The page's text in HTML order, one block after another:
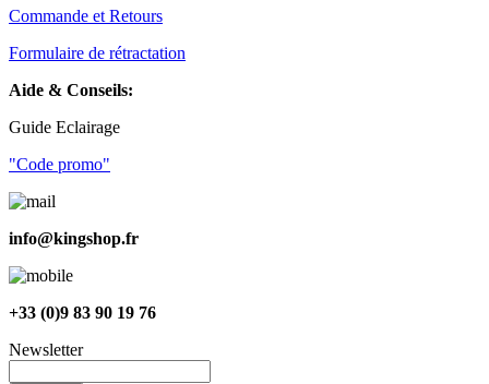
Commande et Retours
Formulaire de rétractation
Aide & Conseils:
Guide Eclairage
"Code promo"
info@kingshop.fr
+33 (0)9 83 90 19 76
Newsletter